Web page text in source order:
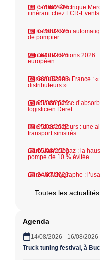
07/08/2026
Un camion électrique
itinérant chez LCR-Events
07/08/2026
La transmission
de pompier
06/08/2026
Ventes de camions 2026
européen
06/08/2026
Réseau Scania France :
distributeurs »
05/08/2026
Geodis en passe
logisticien Deret
05/08/2026
Incendies majeurs : une
transport sinistrés
05/08/2026
Carburant biogaz : la
pompe de 10 % évitée
24/07/2026
Chronotachygraphe :
Toutes les actualités
Agenda
14/08/2026 - 16/08/
Truck tuning festival, à